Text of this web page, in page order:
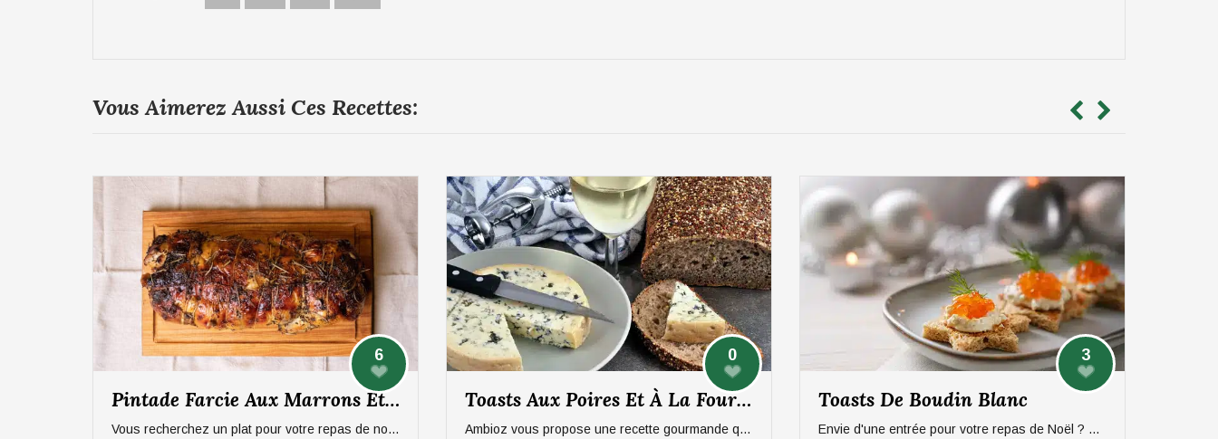
Vous Aimerez Aussi Ces Recettes:
6
Pintade Farcie Aux Marrons Et Pommes, Sauce Aux Morilles
Vous recherchez un plat pour votre repas de noël ? On vous propose un plat qui épatera vos invités, digne d'un repas de fête ! La pintade farcie aux marrons et pommes, sauce aux morilles. Pour 6 personnes.
0
Toasts Aux Poires Et À La Fourme D’Ambert
Ambioz vous propose une recette gourmande qui ravira vos papilles, notamment celles des amateurs de fromage. Une entrée sucré/salée à base de poires et de Fourme d'Ambert. Idéal pour 6 personnes.
3
Toasts De Boudin Blanc
Envie d'une entrée pour votre repas de Noël ? On vous propose une recette sucré/salée rapide et efficace à base de pommes et boudin. Pour 6 personnes.